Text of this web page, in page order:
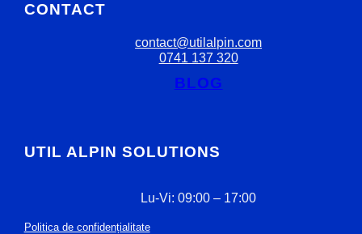
CONTACT
contact@utilalpin.com
0741 137 320
BLOG
UTIL ALPIN SOLUTIONS
Lu-Vi: 09:00 – 17:00
Politica de confidențialitate